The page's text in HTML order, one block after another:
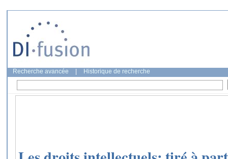
Recherche avancée Historique de recherche